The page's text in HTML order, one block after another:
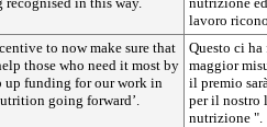
lavoro
to now make sure that
those who need it most by
up funding for our work in
going forward’.
Questo ci
maggior
il premio
per il nostro
nutrizione ".